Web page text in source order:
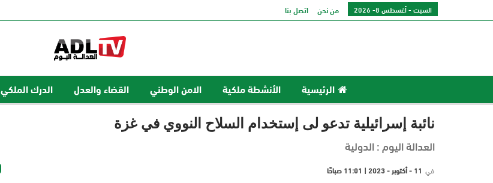
السبت - أغسطس 8- 2026 من نحن اتصل بنا
الرئيسية الأنشطة ملكية الامن الوطني القضاء والعدل الدرك الملكي
نائبة إسرائيلية تدعو لى إستخدام السلاح النووي في غزة
العدالة اليوم : الدولية
في 11 - أكتوبر - 2023 | 11:01 صباحًا